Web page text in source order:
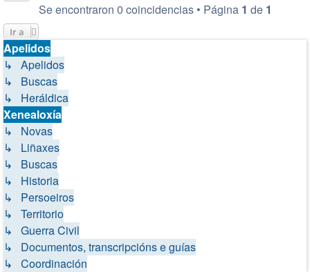
Se encontraron 0 coincidencias • Página 1 de 1
Ir a
Apelidos
↳ Apelidos
↳ Buscas
↳ Heráldica
Xenealoxía
↳ Novas
↳ Liñaxes
↳ Buscas
↳ Historia
↳ Persoeiros
↳ Territorio
↳ Guerra Civil
↳ Documentos, transcripcións e guías
↳ Coordinación